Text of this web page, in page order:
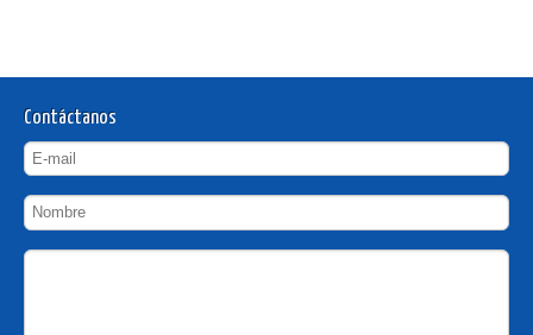
Contáctanos